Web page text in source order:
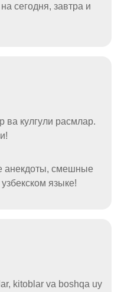
сегодня, завтра и
ва кулгули расмлар.
анекдоты, смешные
языке!
kitoblar va boshqa uy